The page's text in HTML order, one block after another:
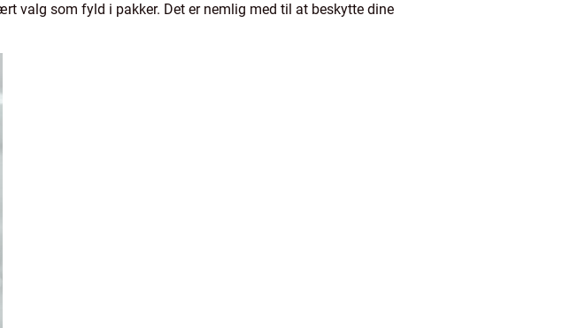
valg som fyld i pakker. Det er nemlig med til at beskytte dine